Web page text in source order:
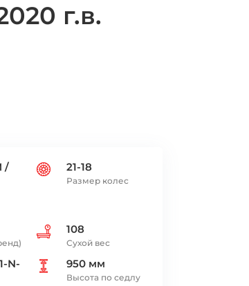
г.в.
/
21-18
Размер колес
108
Сухой вес
N-
950 мм
Высота по седлу